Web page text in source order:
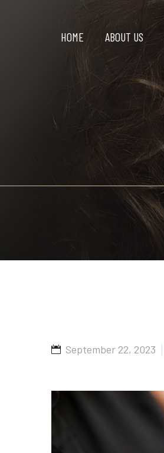
HOME ABOUT US
September 22, 2023